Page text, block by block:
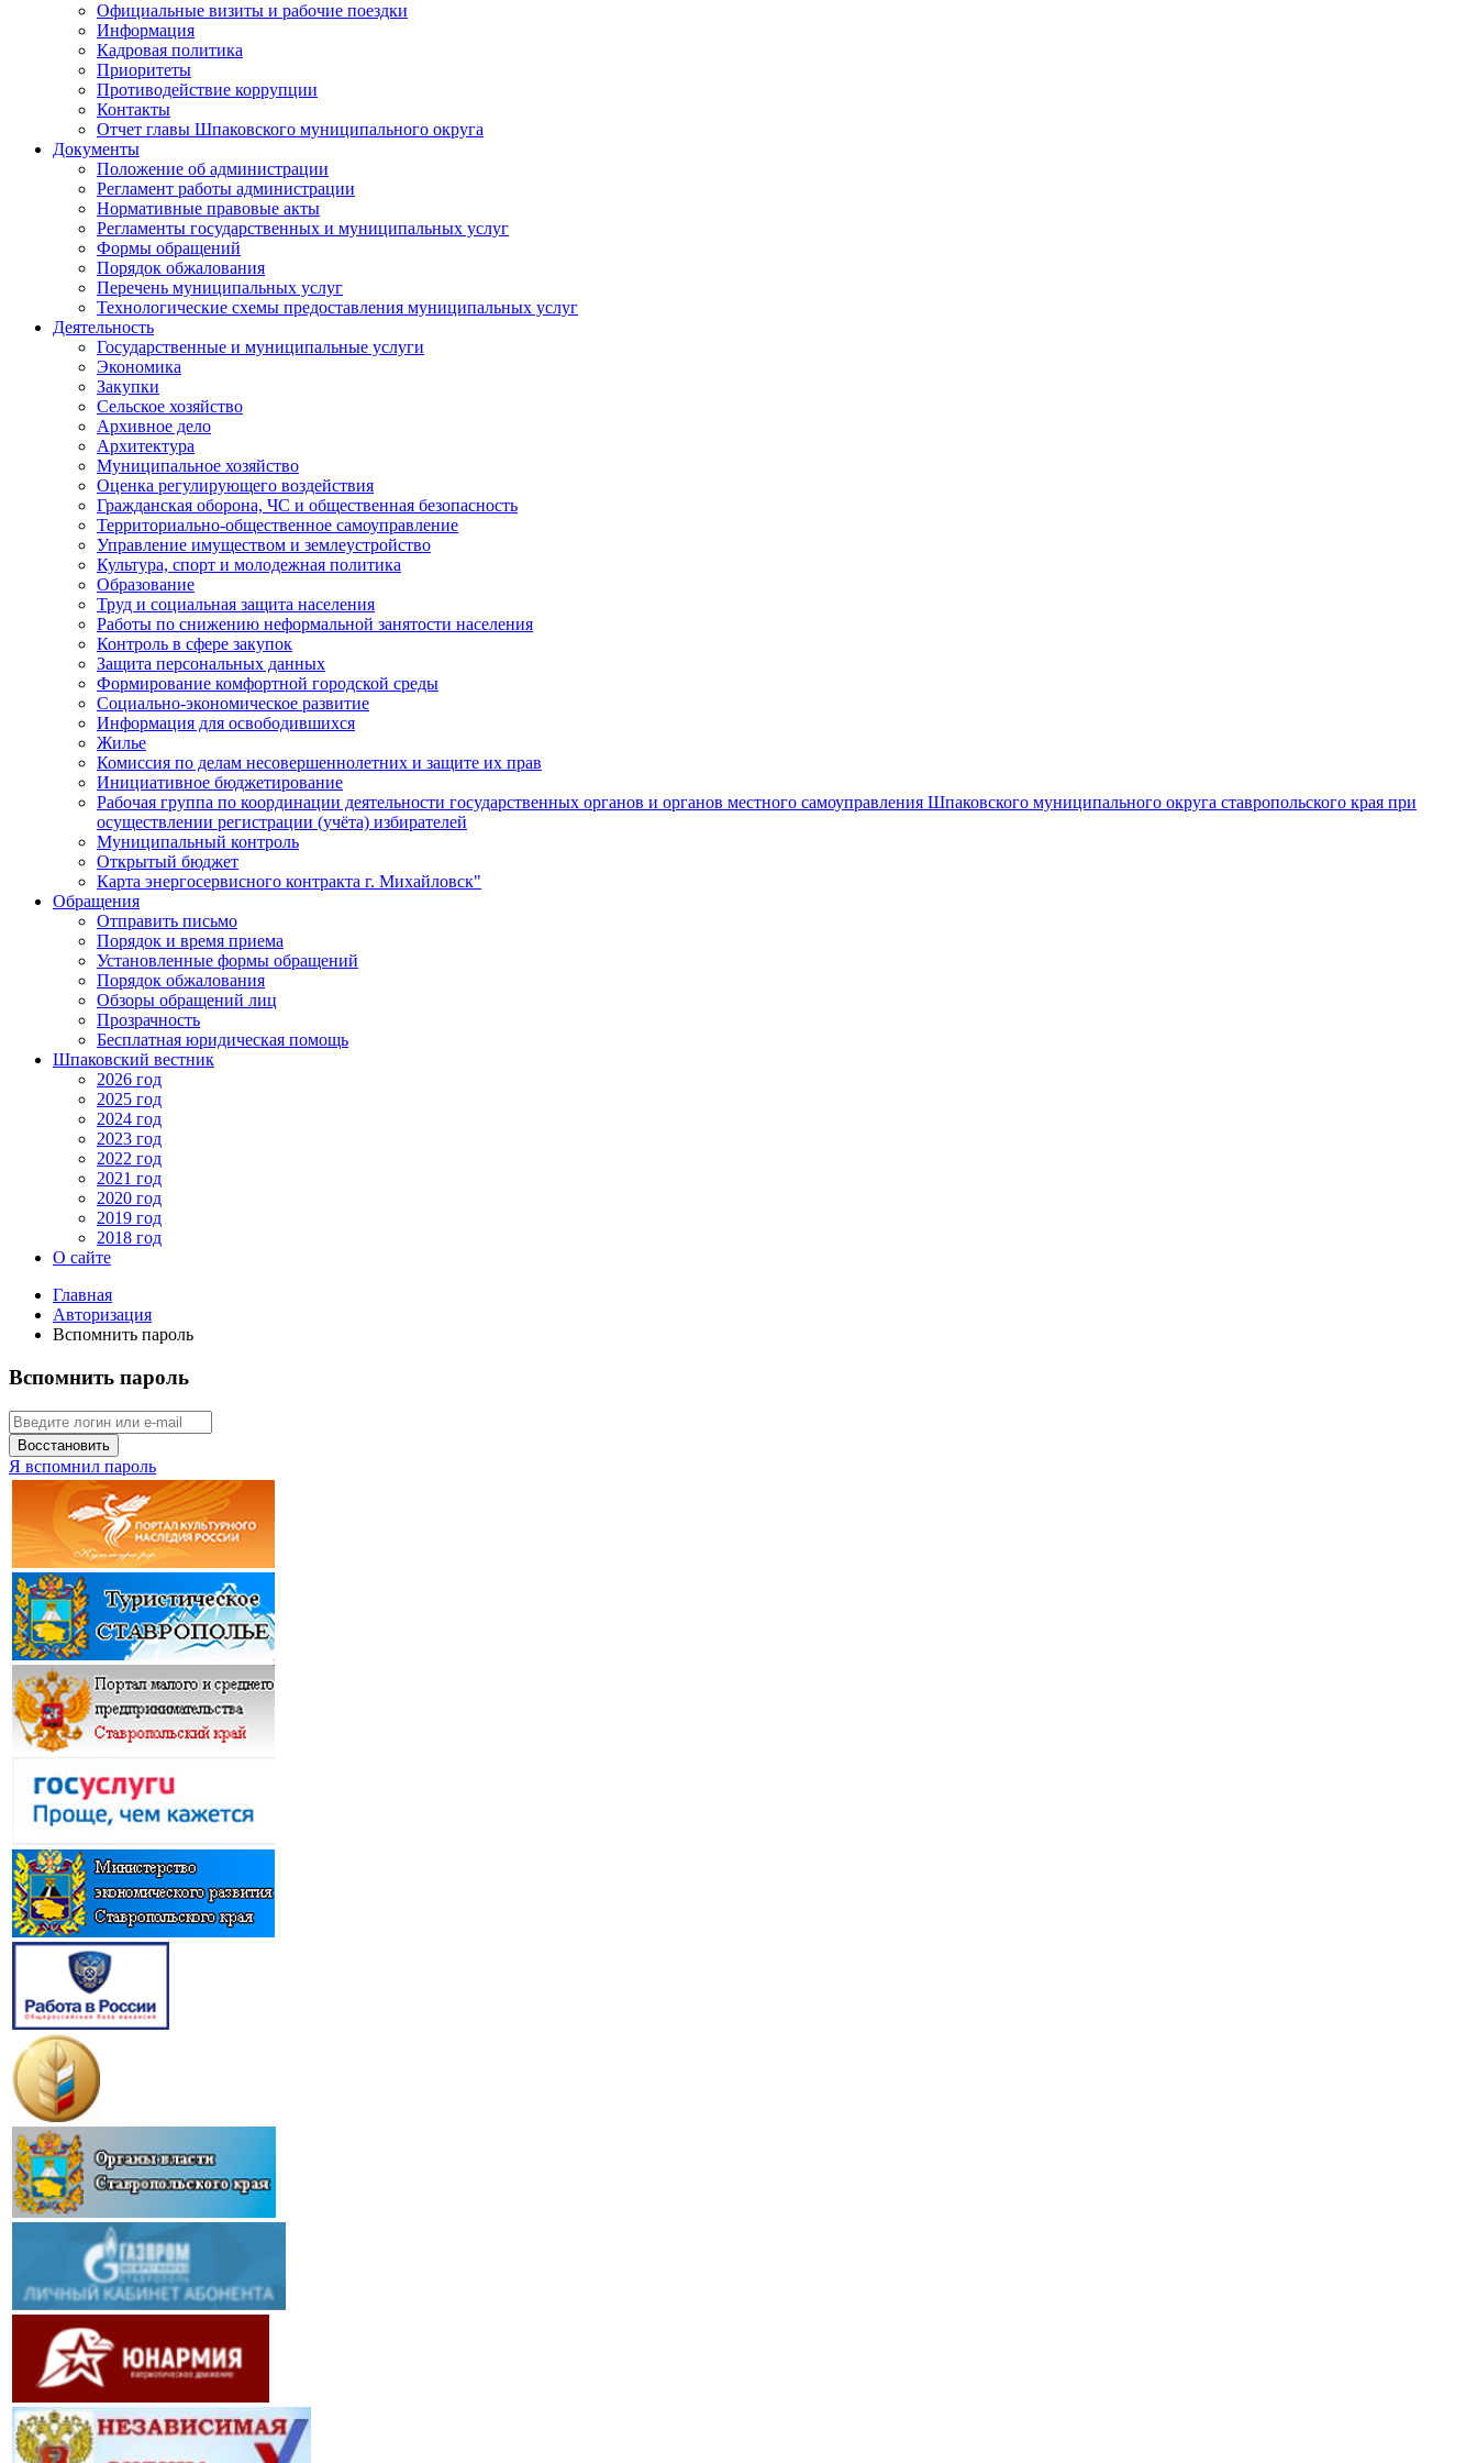
Официальные визиты и рабочие поездки
Информация
Кадровая политика
Приоритеты
Противодействие коррупции
Контакты
Отчет главы Шпаковского муниципального округа
Документы
Положение об администрации
Регламент работы администрации
Нормативные правовые акты
Регламенты государственных и муниципальных услуг
Формы обращений
Порядок обжалования
Перечень муниципальных услуг
Технологические схемы предоставления муниципальных услуг
Деятельность
Государственные и муниципальные услуги
Экономика
Закупки
Сельское хозяйство
Архивное дело
Архитектура
Муниципальное хозяйство
Оценка регулирующего воздействия
Гражданская оборона, ЧС и общественная безопасность
Территориально-общественное самоуправление
Управление имуществом и землеустройство
Культура, спорт и молодежная политика
Образование
Труд и социальная защита населения
Работы по снижению неформальной занятости населения
Контроль в сфере закупок
Защита персональных данных
Формирование комфортной городской среды
Социально-экономическое развитие
Информация для освободившихся
Жилье
Комиссия по делам несовершеннолетних и защите их прав
Инициативное бюджетирование
Рабочая группа по координации деятельности государственных органов и органов местного самоуправления Шпаковского муниципального округа ставропольского края при
осуществлении регистрации (учёта) избирателей
Муниципальный контроль
Открытый бюджет
Карта энергосервисного контракта г. Михайловск"
Обращения
Отправить письмо
Порядок и время приема
Установленные формы обращений
Порядок обжалования
Обзоры обращений лиц
Прозрачность
Бесплатная юридическая помощь
Шпаковский вестник
2026 год
2025 год
2024 год
2023 год
2022 год
2021 год
2020 год
2019 год
2018 год
О сайте
Главная
Авторизация
Вспомнить пароль
Вспомнить пароль
Восстановить
Я вспомнил пароль